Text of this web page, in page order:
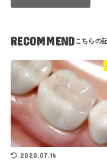
RECOMMEND
2020.07.14